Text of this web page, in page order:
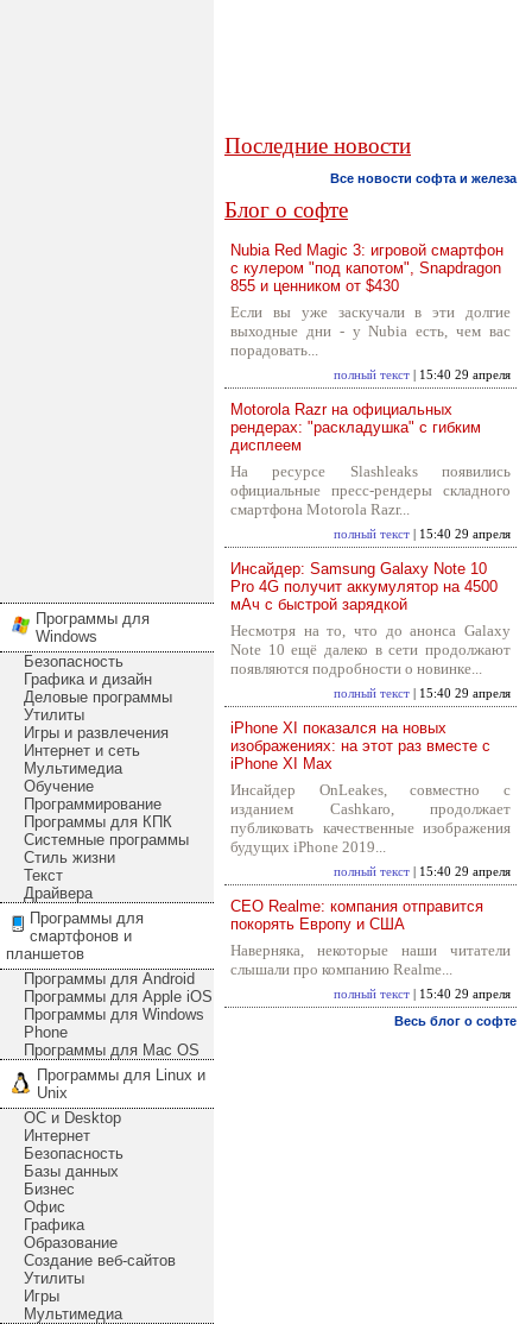
Программы для
Windows
Безопасность
Графика и дизайн
Деловые программы
Утилиты
Игры и развлечения
Интернет и сеть
Мультимедиа
Обучение
Программирование
Программы для КПК
Системные программы
Стиль жизни
Текст
Драйвера
Программы для
смартфонов и
планшетов
Программы для Android
Программы для Apple iOS
Программы для Windows
Phone
Программы для Mac OS
Программы для Linux и
Unix
ОС и Desktop
Интернет
Безопасность
Базы данных
Бизнес
Офис
Графика
Образование
Создание веб-сайтов
Утилиты
Игры
Мультимедиа
Последние новости
Все новости софта и железа
Блог о софте
Nubia Red Magic 3: игровой смартфон
с кулером "под капотом", Snapdragon
855 и ценником от $430
Если вы уже заскучали в эти долгие
выходные дни - у Nubia есть, чем вас
порадовать...
полный текст | 15:40 29 апреля
Motorola Razr на официальных
рендерах: "раскладушка" с гибким
дисплеем
На ресурсе Slashleaks появились
официальные пресс-рендеры складного
смартфона Motorola Razr...
полный текст | 15:40 29 апреля
Инсайдер: Samsung Galaxy Note 10
Pro 4G получит аккумулятор на 4500
мАч с быстрой зарядкой
Несмотря на то, что до анонса Galaxy
Note 10 ещё далеко в сети продолжают
появляются подробности о новинке...
полный текст | 15:40 29 апреля
iPhone XI показался на новых
изображениях: на этот раз вместе с
iPhone XI Max
Инсайдер OnLeakes, совместно с
изданием Cashkaro, продолжает
публиковать качественные изображения
будущих iPhone 2019...
полный текст | 15:40 29 апреля
CEO Realme: компания отправится
покорять Европу и США
Наверняка, некоторые наши читатели
слышали про компанию Realme...
полный текст | 15:40 29 апреля
Весь блог о софте